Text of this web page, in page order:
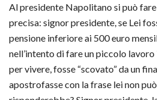
Al presidente Napolitano si può
precisa: signor presidente, se Lei
pensione inferiore ai 500 euro
nell’intento di fare un piccolo
per vivere, fosse “scovato” da un
apostrofasse con la frase lei non